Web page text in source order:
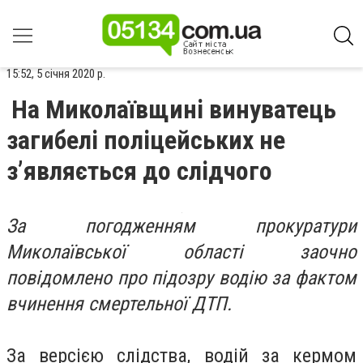
15:52, 5 січня 2020 р.
На Миколаївщині винуватець
загибелі поліцейських не
з’являється до слідчого
За погодженням прокуратури
Миколаївської області заочно
повідомлено про підозру водію за фактом
вчинення смертельної ДТП.
За версією слідства, водій за кермом